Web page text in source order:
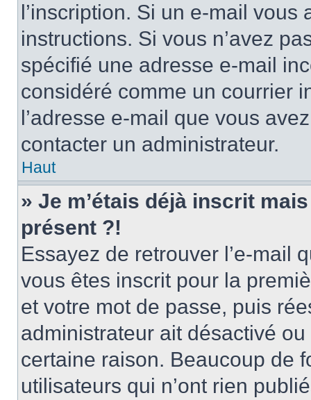
l’inscription. Si un e-mail
instructions. Si vous n’avez
spécifié une adresse e-mail
considéré comme un courrier
l’adresse e-mail que vous
contacter un administrateur.
Haut
» Je m’étais déjà inscrit
présent ?!
Essayez de retrouver l’e-mail
vous êtes inscrit pour la
et votre mot de passe, puis
administrateur ait désactivé
certaine raison. Beaucoup de
utilisateurs qui n’ont rien